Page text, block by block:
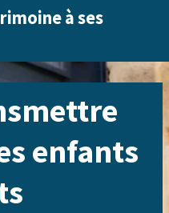
à ses
enfants